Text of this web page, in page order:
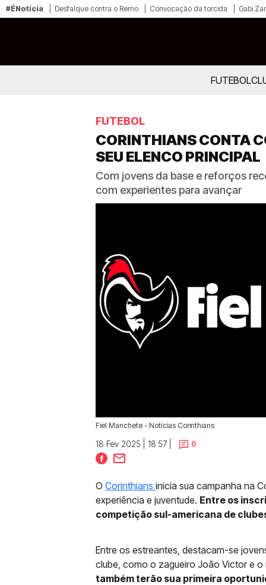
#ÉNotícia Desfalque contra o Remo Convocação da torcida Gabi
FUTEBOL
FUTEBOL
CORINTHIANS CONTA
SEU ELENCO PRINCIPAL
Com jovens da base e reforços
com experientes para avançar
Fiel Manchete - Notícias Corinthians
18 Fev 2025 | 18:57 | 0
O Corinthians inicia sua campanha na
experiência e juventude. Entre os
competição sul-americana de
Entre os estreantes, destacam-se
clube, como o zagueiro João Victor e
também terão sua primeira